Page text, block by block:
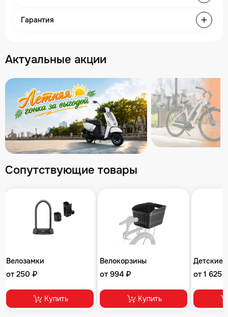
Гарантия
Актуальные акции
Сопутствующие товары
Велозамки
от 250 ₽
Купить
Велокорзины
от 994 ₽
Купить
Детские
от 1 625